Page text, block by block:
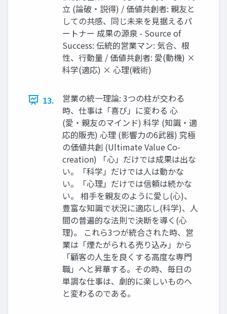
立 (論破・説得) / 価値共創者: 親友と
しての共感、同じ未来を見据えるパ
ートナー 成果の源泉 - Source of
Success: 伝統的営業マン: 気合、根
性、行動量 / 価値共創者: 愛(動機) ×
科学(適応) × 心理(戦術)
13.
営業の統一理論: 3つの柱が交わる
時、仕事は「喜び」に変わる 心
(愛・親友のマインド) 科学 (知識・適
応的販売) 心理 (影響力の6武器) 究極
の価値共創 (Ultimate Value Co-
creation) 「心」だけでは成果は出な
い。「科学」だけでは人は動かな
い。「心理」だけでは信頼は続かな
い。 相手を親友のように愛し(心)、
豊富な知識で状況に適応し(科学)、人
間の普遍的な法則で決断を導く(心
理)。 これら3つが統合された時、営
業は「煙たがられる売り込み」から
「顧客の人生を良くする高度な専門
職」へと昇華する。その時、毎日の
単調な仕事は、劇的に楽しいものへ
と変わるのである。